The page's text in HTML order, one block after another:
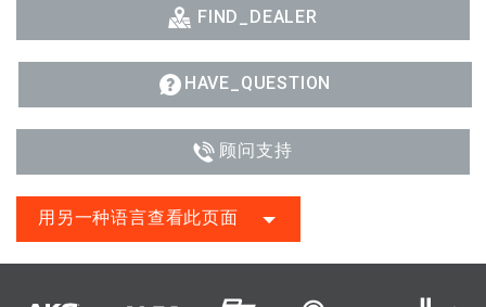
FIND_DEALER
HAVE_QUESTION
顾问支持
用另一种语言查看此页面